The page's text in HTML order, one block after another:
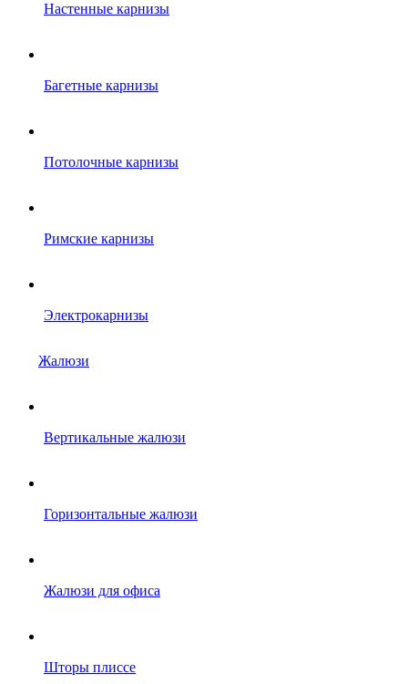
Настенные карнизы
Багетные карнизы
Потолочные карнизы
Римские карнизы
Электрокарнизы
Жалюзи
Вертикальные жалюзи
Горизонтальные жалюзи
Жалюзи для офиса
Шторы плиссе